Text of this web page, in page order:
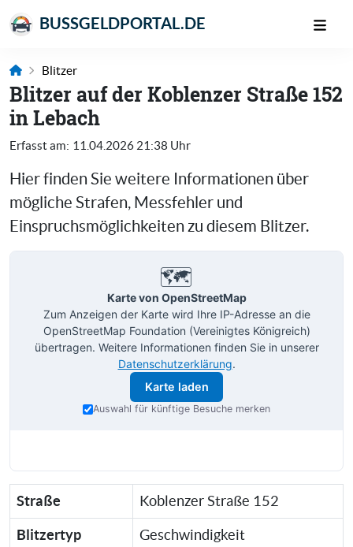
BUSSGELDPORTAL.DE
Blitzer
Blitzer auf der Koblenzer Straße 152
in Lebach
Erfasst am: 11.04.2026 21:38 Uhr
Hier finden Sie weitere Informationen über
mögliche Strafen, Messfehler und
Einspruchsmöglichkeiten zu diesem Blitzer.
🗺️
Karte von OpenStreetMap
Zum Anzeigen der Karte wird Ihre IP-Adresse an die
OpenStreetMap Foundation (Vereinigtes Königreich)
übertragen. Weitere Informationen finden Sie in unserer
Datenschutzerklärung.
Karte laden
Auswahl für künftige Besuche merken
Straße Koblenzer Straße 152
Blitzertyp Geschwindigkeit